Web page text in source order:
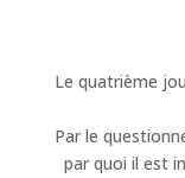
Le quatrième
Par le
par quoi il est